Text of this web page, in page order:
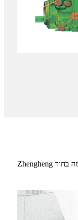
Zhengheng הציגה את הטכנולוגיה והציוד של ריסוס פלזמה בחור